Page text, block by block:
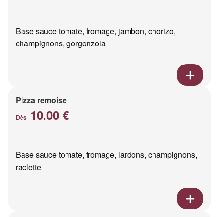
Base sauce tomate, fromage, jambon, chorizo,
champignons, gorgonzola
Pizza remoise
Dès 10.00 €
Base sauce tomate, fromage, lardons, champignons,
raclette